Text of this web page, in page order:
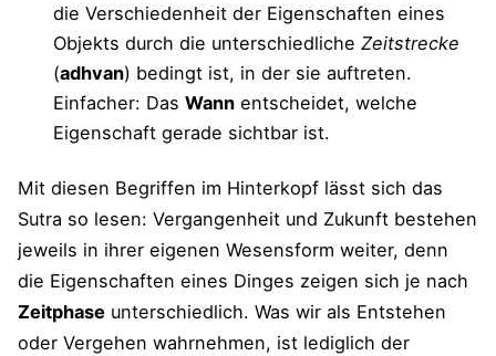
die Verschiedenheit der Eigenschaften eines
Objekts durch die unterschiedliche Zeitstrecke
(adhvan) bedingt ist, in der sie auftreten.
Einfacher: Das Wann entscheidet, welche
Eigenschaft gerade sichtbar ist.
Mit diesen Begriffen im Hinterkopf lässt sich das
Sutra so lesen: Vergangenheit und Zukunft bestehen
jeweils in ihrer eigenen Wesensform weiter, denn
die Eigenschaften eines Dinges zeigen sich je nach
Zeitphase unterschiedlich. Was wir als Entstehen
oder Vergehen wahrnehmen, ist lediglich der